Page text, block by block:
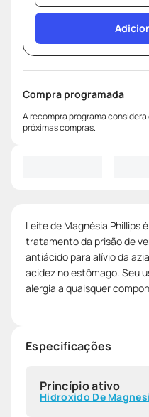
Compra programada
A recompra programa
próximas compras.
Leite de Magnésia Phillips
tratamento da prisão de
antiácido para alívio da
acidez no estômago. Seu
alergia a quaisquer
Especificações
Princípio ativo
Hidroxido De